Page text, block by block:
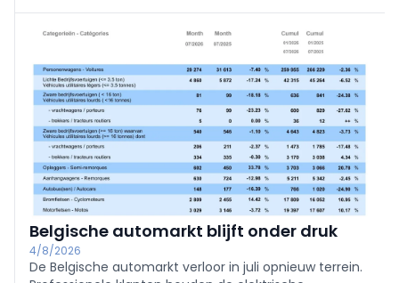
Belgische automarkt blijft onder druk
4/8/2026
De Belgische automarkt verloor in juli opnieuw terrein.